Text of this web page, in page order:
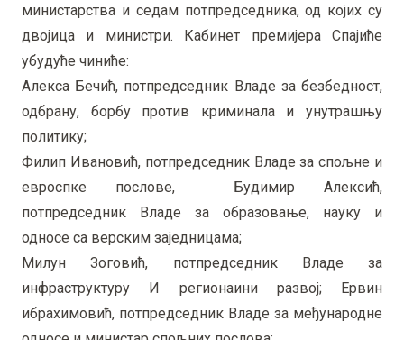
министарства и седам потпредседника, од којих су
двојица и министри. Кабинет премијера Спајиће
убудуће чиниће:
Алекса Бечић, потпредседник Владе за безбедност,
одбрану, борбу против криминала и унутрашњу
политику;
Филип Ивановић, потпредседник Владе за спољне и
евроспке послове, Будимир Алексић,
потпредседник Владе за образовање, науку и
односе са верским заједницама;
Милун Зоговић, потпредседник Владе за
инфраструктуру И регионаини развој; Ервин
ибрахимовић, потпредседник Владе за међународне